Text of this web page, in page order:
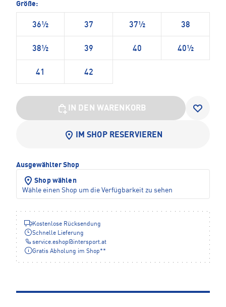
Größe:
36½ 37 37½ 38
38½ 39 40 40½
41 42
IN DEN WARENKORB
IM SHOP RESERVIEREN
Ausgewählter Shop
Shop wählen
Wähle einen Shop um die Verfügbarkeit zu sehen
Kostenlose Rücksendung
Schnelle Lieferung
service.eshop@intersport.at
Gratis Abholung im Shop**